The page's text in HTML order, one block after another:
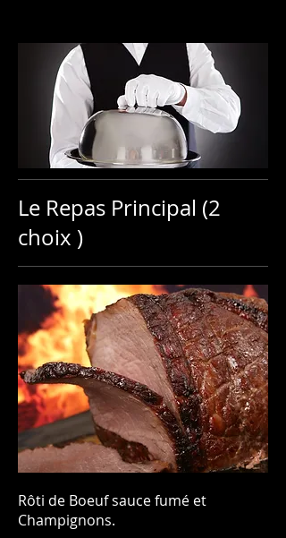
Le Repas Principal (2
choix )
Rôti de Boeuf sauce fumé et
Champignons.